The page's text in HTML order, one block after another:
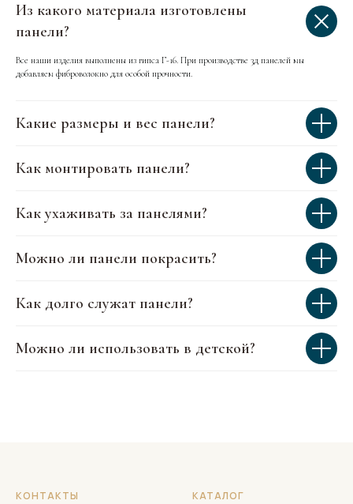
Из какого материала изготовлены
панели?
Все наши изделия выполнены из гипса Г-16. При производстве 3д панелей мы
добавляем фиброволокно для особой прочности.
Какие размеры и вес панели?
Как монтировать панели?
Как ухаживать за панелями?
Можно ли панели покрасить?
Как долго служат панели?
Можно ли использовать в детской?
КОНТАКТЫ
КАТАЛОГ